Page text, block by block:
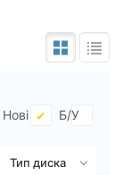
Нові Б/У